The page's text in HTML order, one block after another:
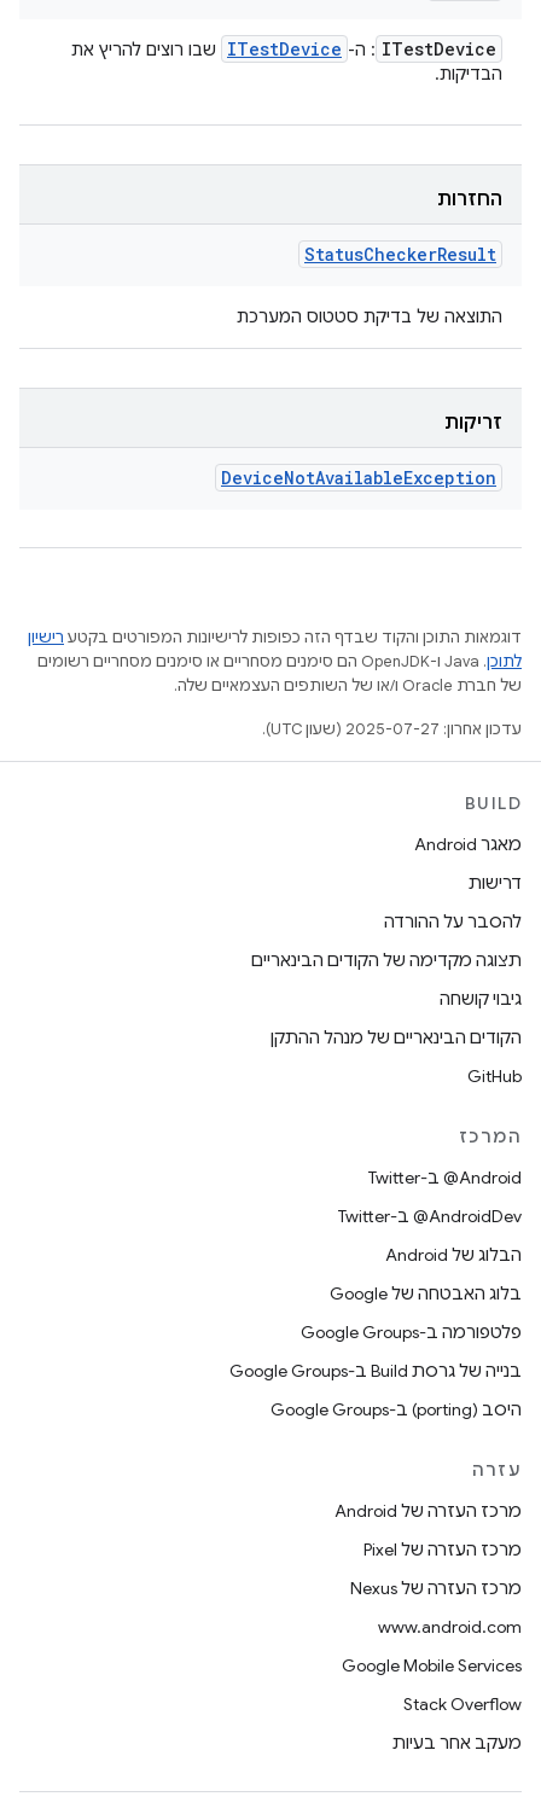
ITestDevice : ה- ITestDevice
שבו רוצים להריץ את
הבדיקות.
החזרות
StatusCheckerResult
התוצאה של בדיקת סטטוס המערכת
זריקות
DeviceNotAvailableException
דוגמאות התוכן והקוד שבדף הזה כפופות לרישיונות המפורטים בקטע רישיון
לתוכן
.‏ Java ו-OpenJDK הם סימנים מסחריים או סימנים מסחריים רשומים
של חברת Oracle ו/או של השותפים העצמאיים שלה.
עדכון אחרון: 2025-07-27 (שעון UTC).
BUILD
מאגר Android
דרישות
להסבר על ההורדה
תצוגה מקדימה של הקודים הבינאריים
גיבוי קושחה
הקודים הבינאריים של מנהל ההתקן
GitHub
המרכז
‎@Android ב-Twitter
‎@AndroidDev ב-Twitter
הבלוג של Android
בלוג האבטחה של Google
פלטפורמה ב-Google Groups
בנייה של גרסת Build ב-Google Groups
היסב (porting) ב-Google Groups
עזרה
מרכז העזרה של Android
מרכז העזרה של Pixel
מרכז העזרה של Nexus
www.android.com
Google Mobile Services
Stack Overflow
מעקב אחר בעיות